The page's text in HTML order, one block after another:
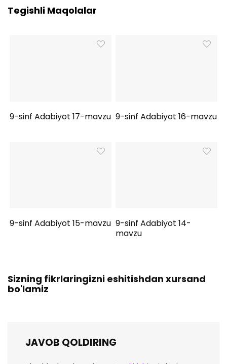
Tegishli Maqolalar
9-sinf Adabiyot 17-mavzu 9-sinf Adabiyot 16-mavzu
9-sinf Adabiyot 15-mavzu 9-sinf Adabiyot 14-
mavzu
Sizning fikrlaringizni eshitishdan xursand
bo'lamiz
JAVOB QOLDIRING